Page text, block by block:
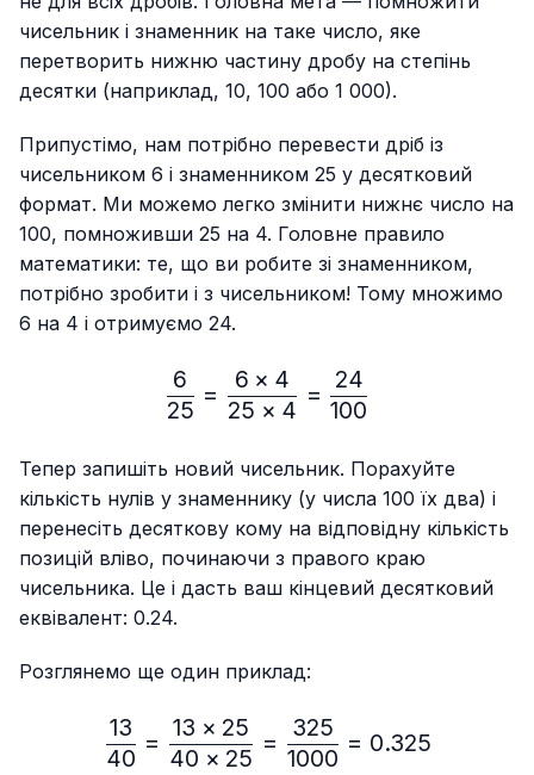
чисельник і знаменник на таке число, яке
перетворить нижню частину дробу на степінь
десятки (наприклад, 10, 100 або 1 000).
Припустімо, нам потрібно перевести дріб із
чисельником 6 і знаменником 25 у десятковий
формат. Ми можемо легко змінити нижнє число на
100, помноживши 25 на 4. Головне правило
математики: те, що ви робите зі знаменником,
потрібно зробити і з чисельником! Тому множимо
6 на 4 і отримуємо 24.
\frac{6}{25}=\frac{6 ×
25
6
=
25 × 4
6 × 4
=
100
24
Тепер запишіть новий чисельник. Порахуйте
кількість нулів у знаменнику (у числа 100 їх два) і
перенесіть десяткову кому на відповідну кількість
позицій вліво, починаючи з правого краю
чисельника. Це і дасть ваш кінцевий десятковий
еквівалент: 0.24.
Розглянемо ще один приклад:
\frac{13}{40}=\frac{13
40
13
=
40 × 25
13 × 25
=
1000
325
= 0.325